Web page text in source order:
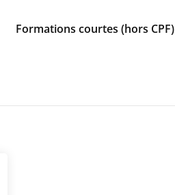
Formations courtes (hors CPF)